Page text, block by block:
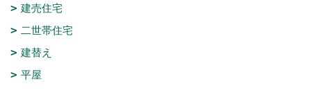
建売住宅
二世帯住宅
建替え
平屋